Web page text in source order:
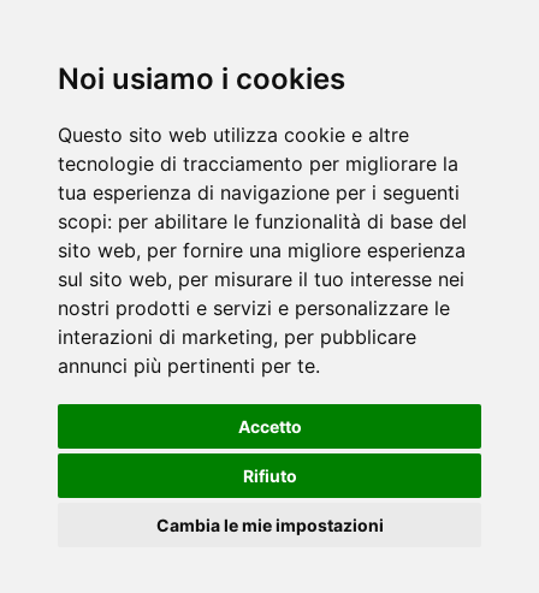
Noi usiamo i cookies
Questo sito web utilizza cookie e altre
tecnologie di tracciamento per migliorare la
tua esperienza di navigazione per i seguenti
scopi: per abilitare le funzionalità di base del
sito web, per fornire una migliore esperienza
sul sito web, per misurare il tuo interesse nei
nostri prodotti e servizi e personalizzare le
interazioni di marketing, per pubblicare
annunci più pertinenti per te.
Accetto
Rifiuto
Cambia le mie impostazioni